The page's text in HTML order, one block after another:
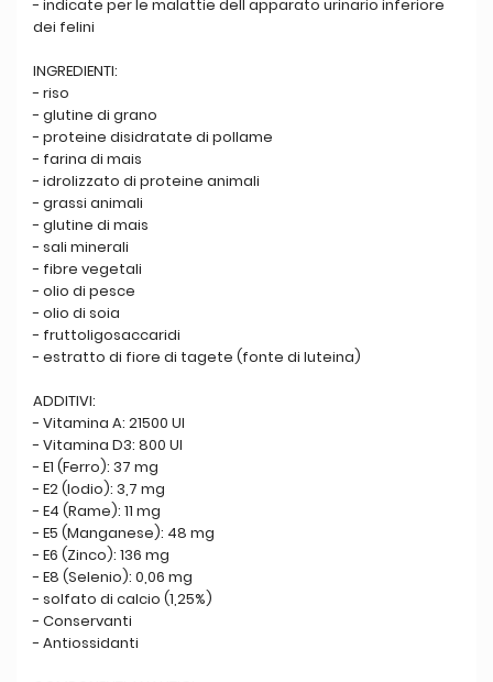
- indicate per le malattie dell apparato urinario inferiore
dei felini
INGREDIENTI:
- riso
- glutine di grano
- proteine disidratate di pollame
- farina di mais
- idrolizzato di proteine animali
- grassi animali
- glutine di mais
- sali minerali
- fibre vegetali
- olio di pesce
- olio di soia
- fruttoligosaccaridi
- estratto di fiore di tagete (fonte di luteina)
ADDITIVI:
- Vitamina A: 21500 UI
- Vitamina D3: 800 UI
- E1 (Ferro): 37 mg
- E2 (Iodio): 3,7 mg
- E4 (Rame): 11 mg
- E5 (Manganese): 48 mg
- E6 (Zinco): 136 mg
- E8 (Selenio): 0,06 mg
- solfato di calcio (1,25%)
- Conservanti
- Antiossidanti